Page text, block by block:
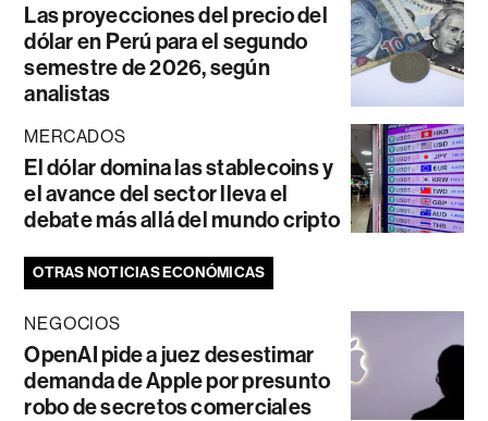
Las proyecciones del precio del
dólar en Perú para el segundo
semestre de 2026, según
analistas
MERCADOS
El dólar domina las stablecoins y
el avance del sector lleva el
debate más allá del mundo cripto
OTRAS NOTICIAS ECONÓMICAS
NEGOCIOS
OpenAI pide a juez desestimar
demanda de Apple por presunto
robo de secretos comerciales